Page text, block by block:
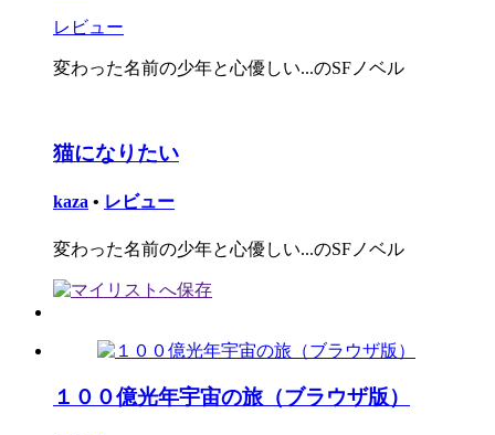
レビュー
変わった名前の少年と心優しい...のSFノベル
猫になりたい
kaza • レビュー
変わった名前の少年と心優しい...のSFノベル
１００億光年宇宙の旅（ブラウザ版）